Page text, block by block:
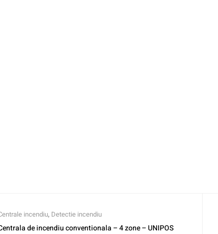
incendiu, Detectie incendiu
de incendiu conventionala – 4 zone – UNIPOS